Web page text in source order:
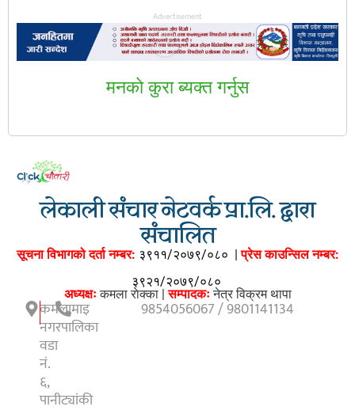
Advertisement
मनकाे कुरा ब्यक्त गर्नुस
लेकाली संचार नेटवर्क प्रा.लि. द्वारा
संचालित
सूचना विभागको दर्ता नम्बर: ३९११/२०७९/०८० |प्रेस काउन्सिल नम्बर:
३९२१/२०७९/०८०
अध्यक्षःकमला राेक्का |सम्पादकःनेत्र विक्रम थापा
कमलामाइ
नगरपालिका
वडा
नं.
६,
पानीट्यांकी
9854056067 / 9801141134